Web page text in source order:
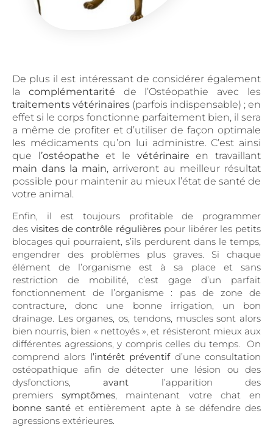
De plus il est intéressant de considérer également
la complémentarité de l’Ostéopathie avec les
traitements vétérinaires (parfois indispensable) ; en
effet si le corps fonctionne parfaitement bien, il sera
a même de profiter et d’utiliser de façon optimale
les médicaments qu’on lui administre. C’est ainsi
que
l’ostéopathe et le vétérinaire en travaillant
main dans la main, arriveront au meilleur résultat
possible pour maintenir au mieux l’état de santé de
votre animal.
Enfin, il est toujours profitable de programmer
des visites de contrôle régulières pour libérer les petits
blocages qui pourraient, s’ils perdurent dans le temps,
engendrer des problèmes plus graves. Si chaque
élément de l’organisme est à sa place et sans
restriction de mobilité, c’est gage d’un parfait
fonctionnement de l’organisme : pas de zone de
contracture, donc une bonne irrigation, un bon
drainage. Les organes, os, tendons, muscles sont alors
bien nourris, bien « nettoyés », et résisteront mieux aux
différentes agressions, y compris celles du temps. On
comprend alors l’intérêt préventifd’une consultation
ostéopathique afin de détecter une lésion ou des
dysfonctions,avant l’apparition des
premierssymptômes, maintenant votre chat en
bonne santé et entièrement apte à se défendre des
agressions extérieures.